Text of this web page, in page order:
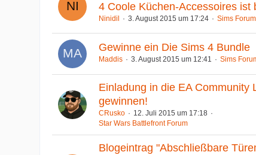
4 Coole Küchen-Accessoires ist
Ninidil 3. August 2015 um 17:24 Sims Forum
Gewinne ein Die Sims 4 Bundle
Maddis 3. August 2015 um 12:41 Sims
Einladung in die EA Community
gewinnen!
CRusko
12. Juli 2015 um 17:18
Star Wars Battlefront Forum
Blogeintrag "Abschließbare